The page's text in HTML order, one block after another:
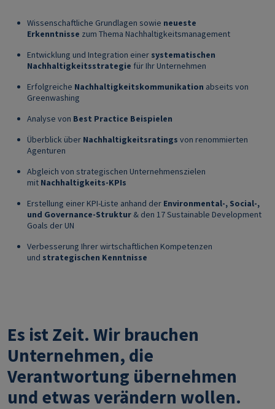
Wissenschaftliche Grundlagen sowie neueste
Erkenntnisse zum Thema Nachhaltigkeitsmanagement
Entwicklung und Integration einer systematischen
Nachhaltigkeitsstrategie für Ihr Unternehmen
Erfolgreiche Nachhaltigkeitskommunikation abseits von
Greenwashing
Analyse von Best Practice Beispielen
Überblick über Nachhaltigkeitsratings von renommierten
Agenturen
Abgleich von strategischen Unternehmenszielen
mit Nachhaltigkeits-KPIs
Erstellung einer KPI-Liste anhand der Environmental-, Social-,
und Governance-Struktur & den 17 Sustainable Development
Goals der UN
Verbesserung Ihrer wirtschaftlichen Kompetenzen
und strategischen Kenntnisse
Es ist Zeit. Wir brauchen
Unternehmen, die
Verantwortung übernehmen
und etwas verändern wollen.